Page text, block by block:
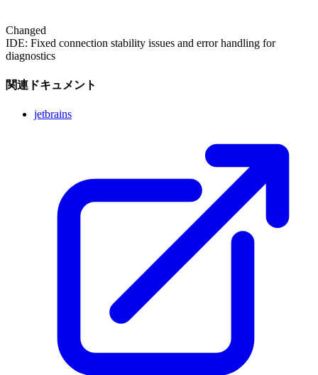
Changed
IDE: Fixed connection stability issues and error handling for
diagnostics
関連ドキュメント
jetbrains